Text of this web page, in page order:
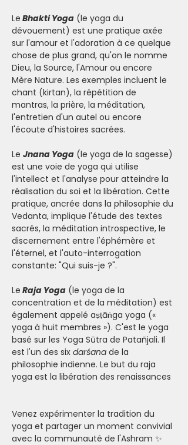
Le Bhakti Yoga (le yoga du
dévouement) est une pratique axée
sur l'amour et l'adoration à ce quelque
chose de plus grand, qu'on le nomme
Dieu, la Source, l'Amour ou encore
Mère Nature. Les exemples incluent le
chant (kirtan), la répétition de
mantras, la prière, la méditation,
l'entretien d'un autel ou encore
l'écoute d'histoires sacrées.
Le Jnana Yoga (le yoga de la sagesse)
est une voie de yoga qui utilise
l'intellect et l'analyse pour atteindre la
réalisation du soi et la libération. Cette
pratique, ancrée dans la philosophie du
Vedanta, implique l'étude des textes
sacrés, la méditation introspective, le
discernement entre l'éphémère et
l'éternel, et l'auto-interrogation
constante: "Qui suis-je ?".
Le Raja Yoga (le yoga de la
concentration et de la méditation) est
également appelé aṣṭāṅga yoga («
yoga à huit membres »). C'est le yoga
basé sur les Yoga Sūtra de Patañjali. Il
est l'un des six darśana de la
philosophie indienne. Le but du raja
yoga est la libération des renaissances
Venez expérimenter la tradition du
yoga et partager un moment convivial
avec la communauté de l'Ashram ✨